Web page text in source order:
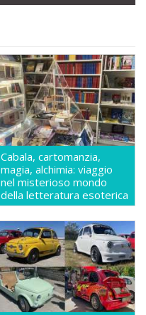
Cabala, cartomanzia,
magia, alchimia: viaggio
nel misterioso mondo
della letteratura esoterica